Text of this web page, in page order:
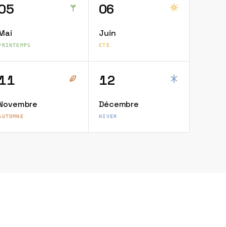
06
Juin
ÉTÉ
12
Décembre
HIVER